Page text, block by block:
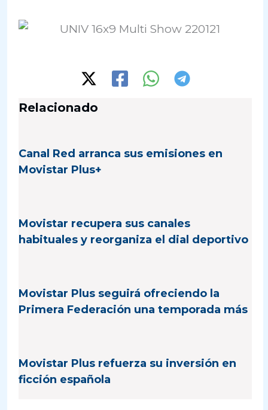
Relacionado
Canal Red arranca sus emisiones en
Movistar Plus+
Movistar recupera sus canales
habituales y reorganiza el dial deportivo
Movistar Plus seguirá ofreciendo la
Primera Federación una temporada más
Movistar Plus refuerza su inversión en
ficción española